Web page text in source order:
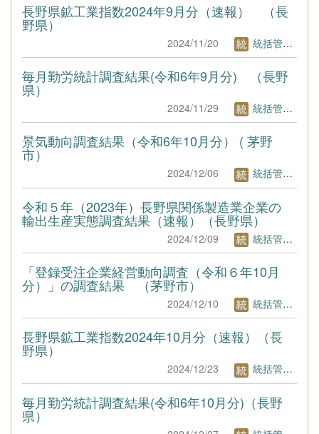
長野県鉱工業指数2024年9月分（速報） （長
野県）
2024/11/20 統括管理者1
毎月勤労統計調査結果(令和6年9月分) （長野
県）
2024/11/29 統括管理者1
景気動向調査結果（令和6年10月分） ( 茅野
市）
2024/12/06 統括管理者1
令和５年（2023年）長野県関係製造業企業の
輸出生産実態調査結果（速報）（長野県）
2024/12/09 統括管理者1
「登録受注企業経営動向調査（令和６年10月
分）」の調査結果 （茅野市）
2024/12/10 統括管理者1
長野県鉱工業指数2024年10月分（速報）（長
野県）
2024/12/23 統括管理者1
毎月勤労統計調査結果(令和6年10月分)（長野
県）